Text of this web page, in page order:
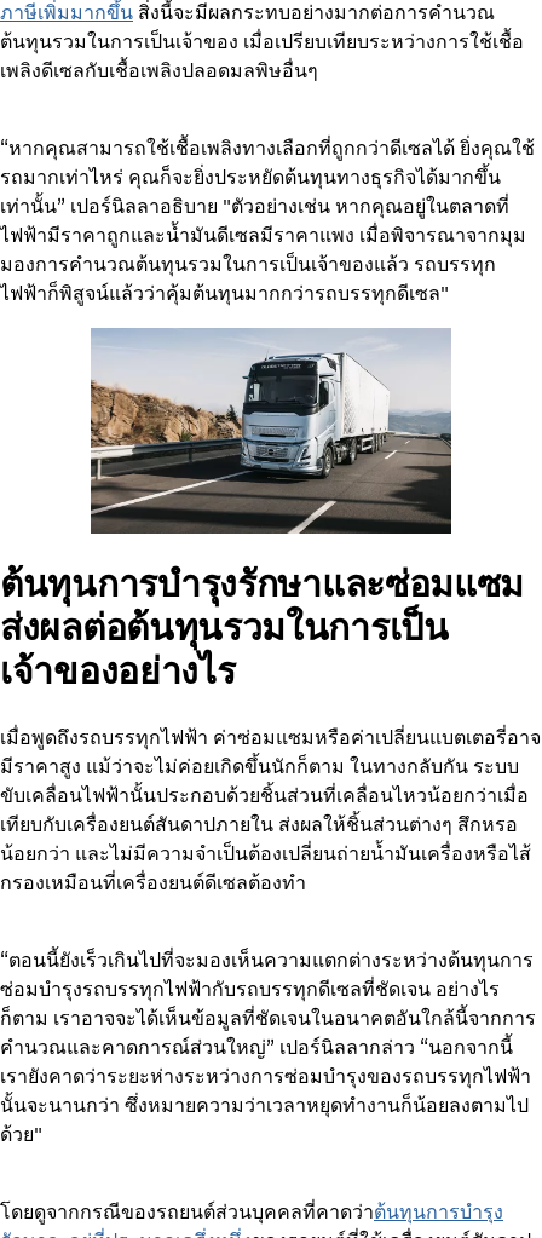
ภาษีเพิ่มมากขึ้น สิ่งนี้จะมีผลกระทบอย่างมากต่อการคำนวณ
ต้นทุนรวมในการเป็นเจ้าของ เมื่อเปรียบเทียบระหว่างการใช้เชื้อ
เพลิงดีเซลกับเชื้อเพลิงปลอดมลพิษอื่นๆ
“หากคุณสามารถใช้เชื้อเพลิงทางเลือกที่ถูกกว่าดีเซลได้ ยิ่งคุณใช้
รถมากเท่าไหร่ คุณก็จะยิ่งประหยัดต้นทุนทางธุรกิจได้มากขึ้น
เท่านั้น” เปอร์นิลลาอธิบาย "ตัวอย่างเช่น หากคุณอยู่ในตลาดที่
ไฟฟ้ามีราคาถูกและน้ำมันดีเซลมีราคาแพง เมื่อพิจารณาจากมุม
มองการคำนวณต้นทุนรวมในการเป็นเจ้าของแล้ว รถบรรทุก
ไฟฟ้าก็พิสูจน์แล้วว่าคุ้มต้นทุนมากกว่ารถบรรทุกดีเซล"
ต้นทุนการบำรุงรักษาและซ่อมแซม
ส่งผลต่อต้นทุนรวมในการเป็น
เจ้าของอย่างไร
เมื่อพูดถึงรถบรรทุกไฟฟ้า ค่าซ่อมแซมหรือค่าเปลี่ยนแบตเตอรี่อาจ
มีราคาสูง แม้ว่าจะไม่ค่อยเกิดขึ้นนักก็ตาม ในทางกลับกัน ระบบ
ขับเคลื่อนไฟฟ้านั้นประกอบด้วยชิ้นส่วนที่เคลื่อนไหวน้อยกว่าเมื่อ
เทียบกับเครื่องยนต์สันดาปภายใน ส่งผลให้ชิ้นส่วนต่างๆ สึกหรอ
น้อยกว่า และไม่มีความจำเป็นต้องเปลี่ยนถ่ายน้ำมันเครื่องหรือไส้
กรองเหมือนที่เครื่องยนต์ดีเซลต้องทำ
“ตอนนี้ยังเร็วเกินไปที่จะมองเห็นความแตกต่างระหว่างต้นทุนการ
ซ่อมบำรุงรถบรรทุกไฟฟ้ากับรถบรรทุกดีเซลที่ชัดเจน อย่างไร
ก็ตาม เราอาจจะได้เห็นข้อมูลที่ชัดเจนในอนาคตอันใกล้นี้จากการ
คำนวณและคาดการณ์ส่วนใหญ่” เปอร์นิลลากล่าว “นอกจากนี้
เรายังคาดว่าระยะห่างระหว่างการซ่อมบำรุงของรถบรรทุกไฟฟ้า
นั้นจะนานกว่า ซึ่งหมายความว่าเวลาหยุดทำงานก็น้อยลงตามไป
ด้วย"
โดยดูจากกรณีของรถยนต์ส่วนบุคคลที่คาดว่าต้นทุนการบำรุง